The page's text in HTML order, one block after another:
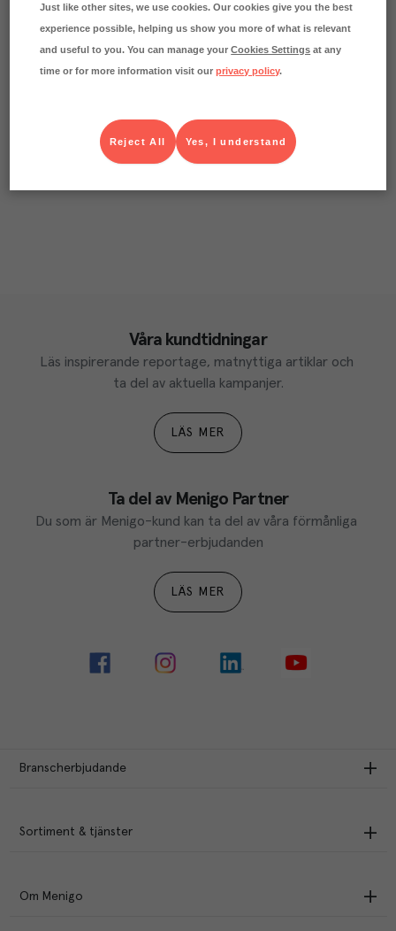
Våra kundtidningar
Läs inspirerande reportage, matnyttiga artiklar och
ta del av aktuella kampanjer.
LÄS MER
Ta del av Menigo Partner
Du som är Menigo-kund kan ta del av våra förmånliga
partner-erbjudanden
LÄS MER
Branscherbjudande
Sortiment & tjänster
Om Menigo
Just like other sites, we use cookies. Our cookies give you the best
experience possible, helping us show you more of what is relevant
and useful to you. You can manage yourCookies Settings at any
time or for more information visit ourprivacy policy.
Yes, I understand
Reject All